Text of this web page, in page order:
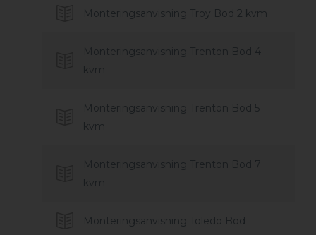
Monteringsanvisning Troy Bod 2 kvm
Monteringsanvisning Trenton Bod 4
kvm
Monteringsanvisning Trenton Bod 5
kvm
Monteringsanvisning Trenton Bod 7
kvm
Monteringsanvisning Toledo Bod